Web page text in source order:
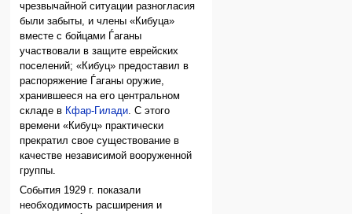
чрезвычайной ситуации разногласия
были забыты, и члены «Кибуца»
вместе с бойцами Ѓаганы
участвовали в защите еврейских
поселений; «Кибуц» предоставил в
распоряжение Ѓаганы оружие,
хранившееся на его центральном
складе в Кфар-Гилади. С этого
времени «Кибуц» практически
прекратил свое существование в
качестве независимой вооруженной
группы.
События 1929 г. показали
необходимость расширения и